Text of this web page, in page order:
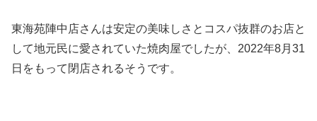
東海苑陣中店さんは安定の美味しさとコスパ抜群のお店と
して地元民に愛されていた焼肉屋でしたが、2022年8月31
日をもって閉店されるそうです。